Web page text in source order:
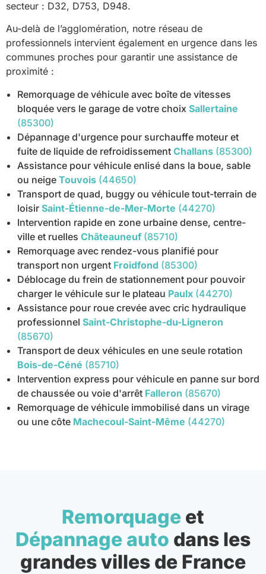
secteur : D32, D753, D948.
Au-delà de l’agglomération, notre réseau de
professionnels intervient également en urgence dans les
communes proches pour garantir une assistance de
proximité :
Remorquage de véhicule avec boîte de vitesses
bloquée vers le garage de votre choix Sallertaine
(85300)
Dépannage d'urgence pour surchauffe moteur et
fuite de liquide de refroidissement Challans (85300)
Assistance pour véhicule enlisé dans la boue, sable
ou neige Touvois (44650)
Transport de quad, buggy ou véhicule tout-terrain de
loisir Saint-Étienne-de-Mer-Morte (44270)
Intervention rapide en zone urbaine dense, centre-
ville et ruelles Châteauneuf (85710)
Remorquage avec rendez-vous planifié pour
transport non urgent Froidfond (85300)
Déblocage du frein de stationnement pour pouvoir
charger le véhicule sur le plateau Paulx (44270)
Assistance pour roue crevée avec cric hydraulique
professionnel Saint-Christophe-du-Ligneron
(85670)
Transport de deux véhicules en une seule rotation
Bois-de-Céné (85710)
Intervention express pour véhicule en panne sur bord
de chaussée ou voie d'arrêt Falleron (85670)
Remorquage de véhicule immobilisé dans un virage
ou une côte Machecoul-Saint-Même (44270)
Remorquage et
Dépannage auto dans les
grandes villes de France